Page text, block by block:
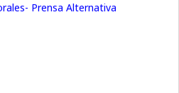
Prensa Alternativa